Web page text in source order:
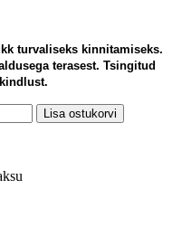
turvaliseks kinnitamiseks.
terasest. Tsingitud
Lisa ostukorvi